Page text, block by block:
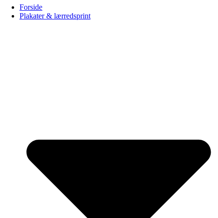
Forside
Plakater & lærredsprint